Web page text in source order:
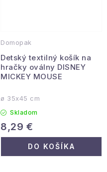
Domopak
Detský textilný košík na
hračky oválny DISNEY
MICKEY MOUSE
ø 35x45 cm
Skladom
8,29 €
DO KOŠÍKA